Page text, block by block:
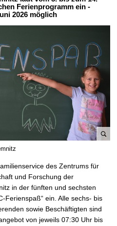
Ferienprogramm ein -
2026 möglich
e
l
a
r
g
e
p
des Zentrums für
und Forschung der
in der fünften und sechsten
Ferienspaß“ ein. Alle sechs- bis
sowie Beschäftigten sind
von jeweils 07:30 Uhr bis